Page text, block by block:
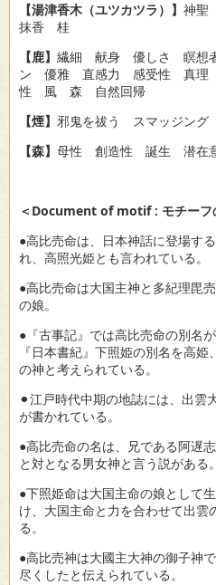
【湯津香木（ユツカツラ）】 神
抹香 桂
【鹿】 繊細 献身 優しさ 瞑想
ン 優雅 直感力 感受性 真
性 風 森 自然回帰
【煙】 邪鬼を祓う スマッジン
【森】 母性 創造性 誕生 潜在
＜Document of motif : モチーフ
●高比売命は、日本神話に登場す
れ、高照光姫とも言われている。
●高比売命は大国主神と多紀理毘
の娘。
●『古事記』では高比売命の別名
『日本書紀』下照姫の別名を高
の神と考えられている。
⚫︎江戸時代中期の地誌には、出雲
が書かれている。
●高比売命の名は、兄である阿遅
と対となる男女神と言う説がある。
●下照姫命は大国主命の娘として
け、大国主命と力を合わせて出
る。
●高比売神は大國主大神の御子神
尽くしたと伝えられている。